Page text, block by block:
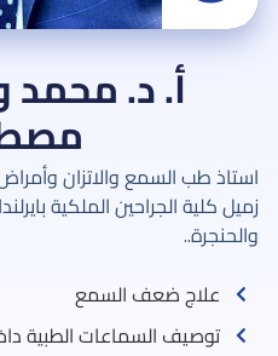
أ. د. محمد
استاذ طب السمع والاتزان
زميل كلية الجراحين الملكية
والحنجرة..
علاج ضعف السمع
توصيف السماعات الطبية